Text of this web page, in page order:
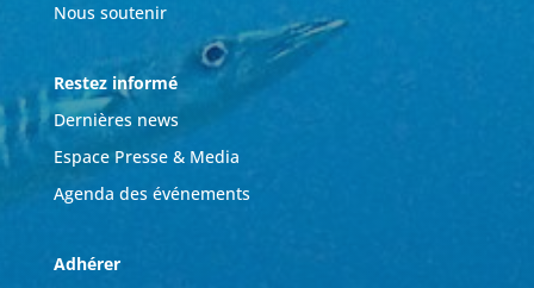
Nous soutenir
Restez informé
Dernières news
Espace Presse & Media
Agenda des événements
Adhérer